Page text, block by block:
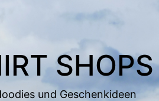
SHOPS
und Geschenkideen